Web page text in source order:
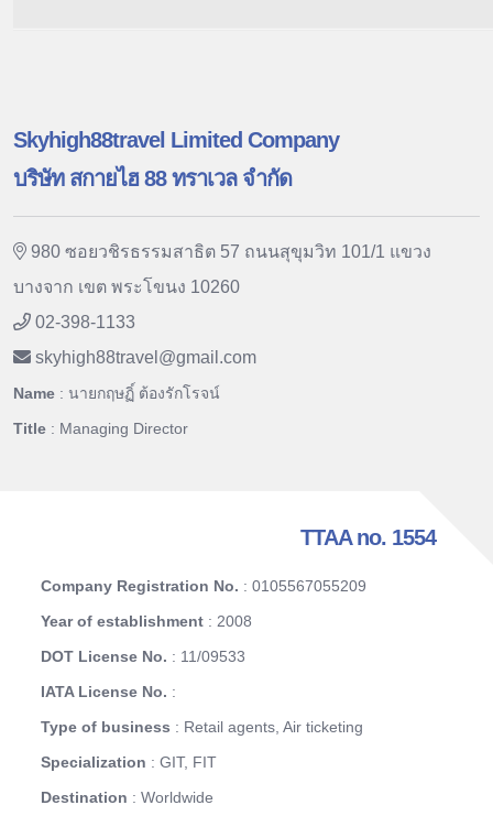
Skyhigh88travel Limited Company
บริษัท สกายไฮ 88 ทราเวล จำกัด
980 ซอยวชิรธรรมสาธิต 57 ถนนสุขุมวิท 101/1 แขวง
บางจาก เขต พระโขนง 10260
02-398-1133
skyhigh88travel @gmail.com
Name : นายกฤษฏิ์ ต้องรักโรจน์
Title : Managing Director
TTAA no. 1554
Company Registration No. : 0105567055209
Year of establishment : 2008
DOT License No. : 11/09533
IATA License No. :
Type of business : Retail agents, Air ticketing
Specialization : GIT, FIT
Destination : Worldwide